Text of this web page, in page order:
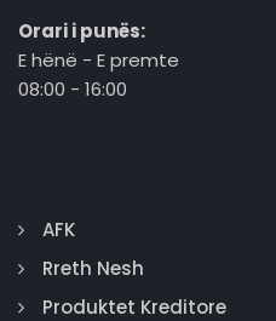
Orari i punës:
E hënë - E premte
08:00 - 16:00
AFK
Rreth Nesh
Produktet Kreditore